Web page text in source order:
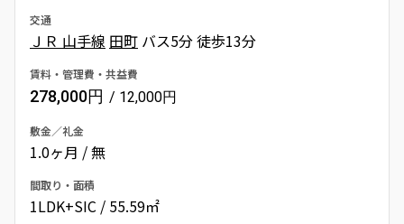
交通
ＪＲ 山手線 田町 バス5分 徒歩13分
賃料・管理費・共益費
278,000円 / 12,000円
敷金／礼金
1.0ヶ月 / 無
間取り・面積
1LDK+SIC / 55.59㎡